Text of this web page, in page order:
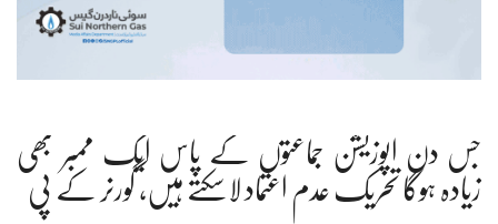
جس دن اپوزیشن جماعتوں کے پاس ایک ممبر بھی
زیادہ ہوگا تحریک عدم اعتماد لاسکتے ہیں، گورنر کے پی